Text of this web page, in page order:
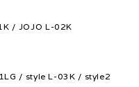
/ JOJO L-02K
/ style L-03K / style2